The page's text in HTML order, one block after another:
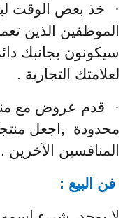
·
خذ بعض الوقت
الموظفين الذين
سيكونون بجانبك
لعلامتك التجارية .
·
قدم عروض مع
محدودة ,اجعل
المنافسين الآخرين .
فن البيع :